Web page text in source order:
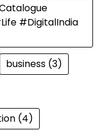
#DigitalIndia
business(3)
(4)